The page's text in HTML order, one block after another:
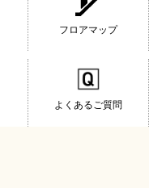
フロアマップ
よくあるご質問